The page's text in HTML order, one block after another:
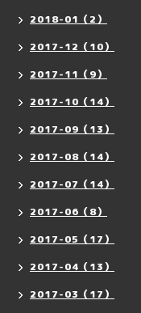
2018-01（2）
2017-12（10）
2017-11（9）
2017-10（14）
2017-09（13）
2017-08（14）
2017-07（14）
2017-06（8）
2017-05（17）
2017-04（13）
2017-03（17）